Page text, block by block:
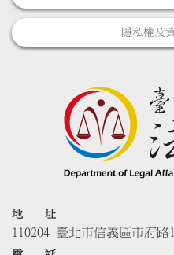
隱私權及
地 址
110204 臺北市信義區市府路